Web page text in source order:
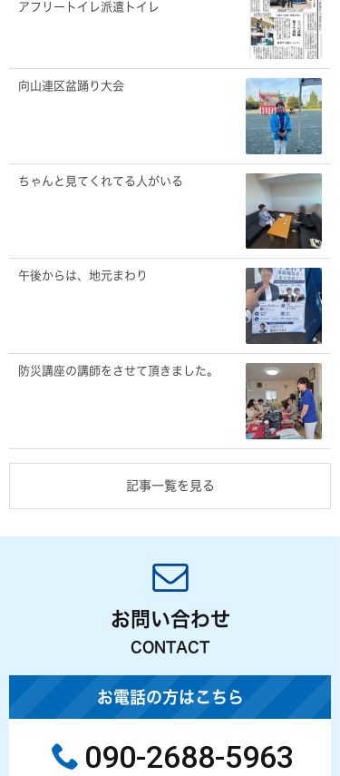
アフリートイレ派遣トイレ
向山連区盆踊り大会
ちゃんと見てくれてる人がいる
午後からは、地元まわり
防災講座の講師をさせて頂きました。
記事一覧を見る
お問い合わせ
CONTACT
お電話の方はこちら
090-2688-5963